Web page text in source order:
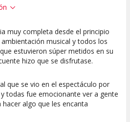
en
10
Interpretación
artística
muy completa desde el principio
musical y todos los
estuvieron súper metidos en su
hizo que se disfrutase.
que se vio en el espectáculo por
todas fue emocionante ver a gente
algo que les encanta